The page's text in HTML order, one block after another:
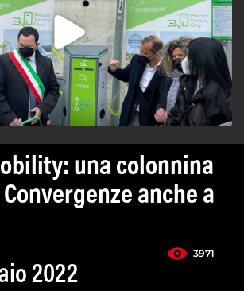
una colonnina
anche a
3971
2022